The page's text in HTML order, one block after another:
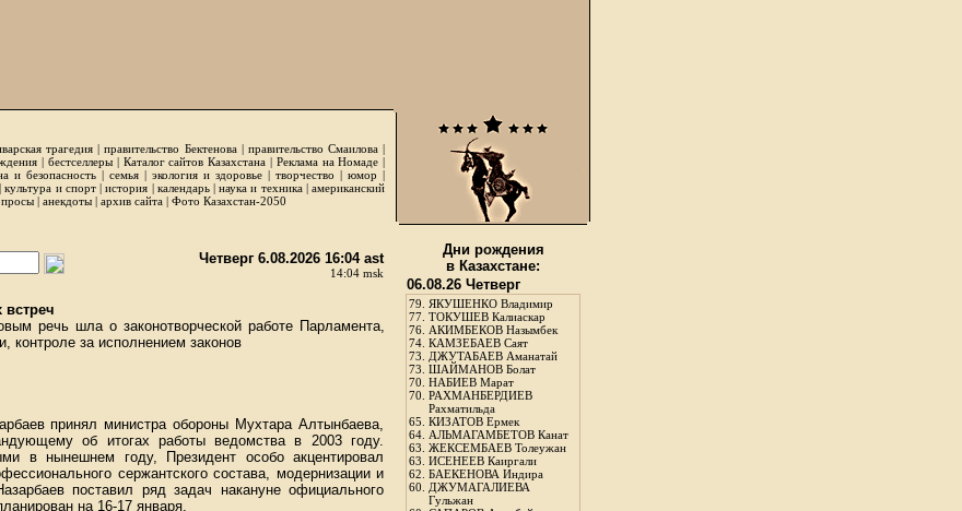
трагедия |правительство Бектенова| правительство Смаилова|
| бестселлеры| Каталог сайтов Казахстана | Реклама на Номаде |
и безопасность | семья | экология и здоровье | творчество | юмор |
культура и спорт|история | календарь|наука и техника|американский
| анекдоты | архив сайта | Фото Казахстан-2050
Четверг 6.08.2026 16:04 ast
14:04 msk
встреч
речь шла о законотворческой работе Парламента,
контроле за исполнением законов
принял министра обороны Мухтара Алтынбаева,
об итогах работы ведомства в 2003 году.
в нынешнем году, Президент особо акцентировал
сержантского состава, модернизации и
поставил ряд задач накануне официального
на 16-17 января.
Дни рождения
в Казахстане:
06.08.26 Четверг
79. ЯКУШЕНКО Владимир
77. ТОКУШЕВ Калиаскар
76. АКИМБЕКОВ Назымбек
74. КАМЗЕБАЕВ Саят
73. ДЖУТАБАЕВ Аманатай
73. ШАЙМАНОВ Болат
70. НАБИЕВ Марат
70. РАХМАНБЕРДИЕВ
Рахматильда
65. КИЗАТОВ Ермек
64. АЛЬМАГАМБЕТОВ Канат
63. ЖЕКСЕМБАЕВ Толеужан
63. ИСЕНЕЕВ Каиргали
62. БАЕКЕНОВА Индира
60. ДЖУМАГАЛИЕВА
Гульжан